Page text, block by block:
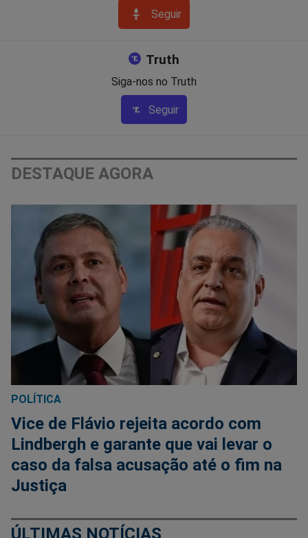
Seguir
Truth
Siga-nos no Truth
Seguir
DESTAQUE AGORA
POLÍTICA
Vice de Flávio rejeita acordo com
Lindbergh e garante que vai levar o
caso da falsa acusação até o fim na
Justiça
ÚLTIMAS NOTÍCIAS